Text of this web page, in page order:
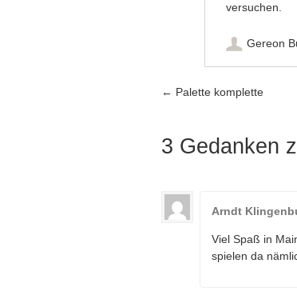
versuchen.
Gereon
Artikel-
← Palette komplette
3 Gedanken
Arndt
Viel Spaß in
spielen da